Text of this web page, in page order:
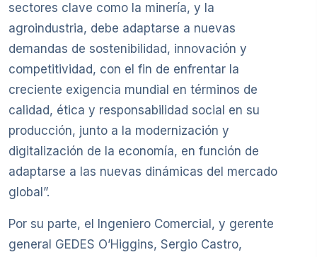
sectores clave como la minería, y la
agroindustria, debe adaptarse a nuevas
demandas de sostenibilidad, innovación y
competitividad, con el fin de enfrentar la
creciente exigencia mundial en términos de
calidad, ética y responsabilidad social en su
producción, junto a la modernización y
digitalización de la economía, en función de
adaptarse a las nuevas dinámicas del mercado
global”.
Por su parte, el Ingeniero Comercial, y gerente
general GEDES O’Higgins, Sergio Castro,